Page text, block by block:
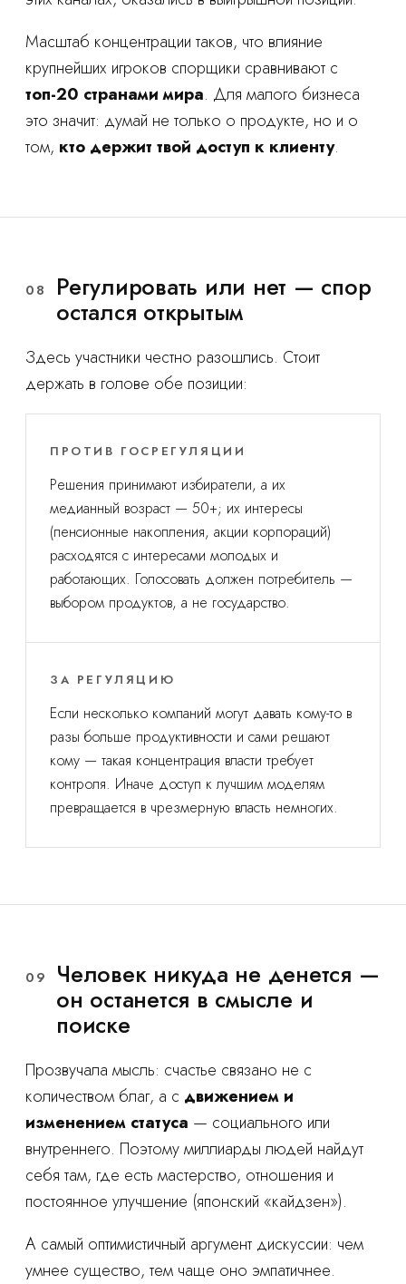
Масштаб концентрации таков, что влияние
крупнейших игроков спорщики сравнивают с
топ-20 странами мира. Для малого бизнеса
это значит: думай не только о продукте, но и о
том, кто держит твой доступ к клиенту.
08 Регулировать или нет — спор
остался открытым
Здесь участники честно разошлись. Стоит
держать в голове обе позиции:
ПРОТИВ ГОСРЕГУЛЯЦИИ
Решения принимают избиратели, а их
медианный возраст — 50+; их интересы
(пенсионные накопления, акции корпораций)
расходятся с интересами молодых и
работающих. Голосовать должен потребитель —
выбором продуктов, а не государство.
ЗА РЕГУЛЯЦИЮ
Если несколько компаний могут давать кому-то в
разы больше продуктивности и сами решают
кому — такая концентрация власти требует
контроля. Иначе доступ к лучшим моделям
превращается в чрезмерную власть немногих.
09 Человек никуда не денется —
он останется в смысле и
поиске
Прозвучала мысль: счастье связано не с
количеством благ, а с движением и
изменением статуса — социального или
внутреннего. Поэтому миллиарды людей найдут
себя там, где есть мастерство, отношения и
постоянное улучшение (японский «кайдзен»).
А самый оптимистичный аргумент дискуссии: чем
умнее существо, тем чаще оно эмпатичнее.